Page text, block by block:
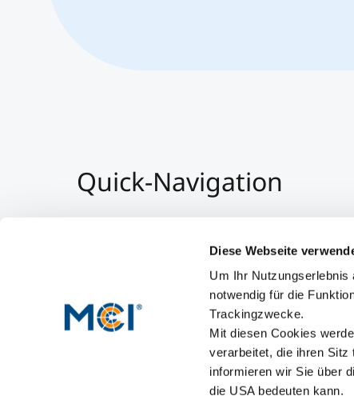
Diese Webseite
Um Ihr
notwendig für die
Trackingzwecke.
Mit diesen Cookies
verarbeitet, die ihren Sitz
informieren wir Sie über
die USA bedeuten kann.
Quick-Navigation